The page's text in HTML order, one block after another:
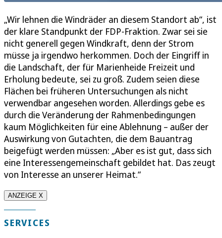
„Wir lehnen die Windräder an diesem Standort ab“, ist
der klare Standpunkt der FDP-Fraktion. Zwar sei sie
nicht generell gegen Windkraft, denn der Strom
müsse ja irgendwo herkommen. Doch der Eingriff in
die Landschaft, der für Marienheide Freizeit und
Erholung bedeute, sei zu groß. Zudem seien diese
Flächen bei früheren Untersuchungen als nicht
verwendbar angesehen worden. Allerdings gebe es
durch die Veränderung der Rahmenbedingungen
kaum Möglichkeiten für eine Ablehnung – außer der
Auswirkung von Gutachten, die dem Bauantrag
beigefügt werden müssen: „Aber es ist gut, dass sich
eine Interessengemeinschaft gebildet hat. Das zeugt
von Interesse an unserer Heimat.“
ANZEIGE X
SERVICES